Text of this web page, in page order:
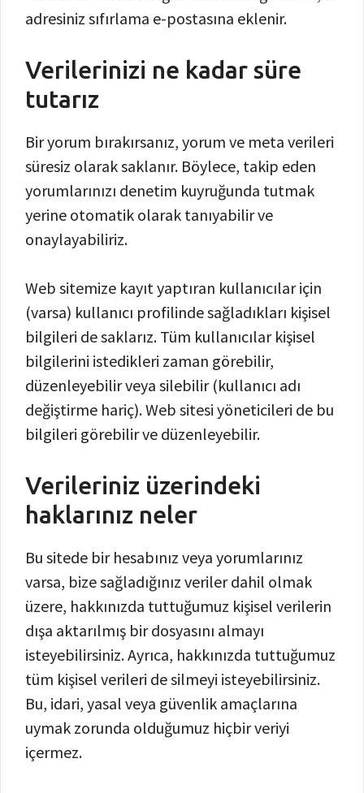
adresiniz sıfırlama e-postasına eklenir.
Verilerinizi ne kadar süre
tutarız
Bir yorum bırakırsanız, yorum ve meta verileri
süresiz olarak saklanır. Böylece, takip eden
yorumlarınızı denetim kuyruğunda tutmak
yerine otomatik olarak tanıyabilir ve
onaylayabiliriz.
Web sitemize kayıt yaptıran kullanıcılar için
(varsa) kullanıcı profilinde sağladıkları kişisel
bilgileri de saklarız. Tüm kullanıcılar kişisel
bilgilerini istedikleri zaman görebilir,
düzenleyebilir veya silebilir (kullanıcı adı
değiştirme hariç). Web sitesi yöneticileri de bu
bilgileri görebilir ve düzenleyebilir.
Verileriniz üzerindeki
haklarınız neler
Bu sitede bir hesabınız veya yorumlarınız
varsa, bize sağladığınız veriler dahil olmak
üzere, hakkınızda tuttuğumuz kişisel verilerin
dışa aktarılmış bir dosyasını almayı
isteyebilirsiniz. Ayrıca, hakkınızda tuttuğumuz
tüm kişisel verileri de silmeyi isteyebilirsiniz.
Bu, idari, yasal veya güvenlik amaçlarına
uymak zorunda olduğumuz hiçbir veriyi
içermez.